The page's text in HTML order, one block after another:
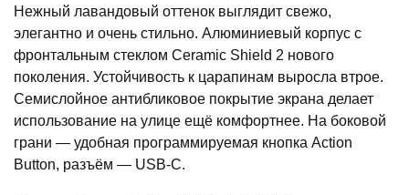
Нежный лавандовый оттенок выглядит свежо,
элегантно и очень стильно. Алюминиевый корпус с
фронтальным стеклом Ceramic Shield 2 нового
поколения. Устойчивость к царапинам выросла втрое.
Семислойное антибликовое покрытие экрана делает
использование на улице ещё комфортнее. На боковой
грани — удобная программируемая кнопка Action
Button, разъём — USB-C.